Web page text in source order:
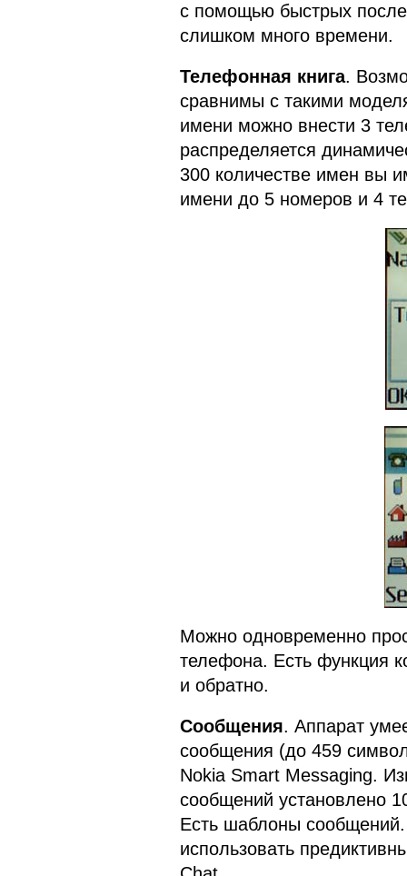
с помощью быстрых
слишком много времени.
Телефонная книга.
сравнимы с такими
имени можно внести 3
распределяется
300 количестве имен вы
имени до 5 номеров и 4
Можно одновременно
телефона. Есть функция
и обратно.
Сообщения. Аппарат
сообщения (до 459
Nokia Smart Messaging.
сообщений установлено
Есть шаблоны
использовать